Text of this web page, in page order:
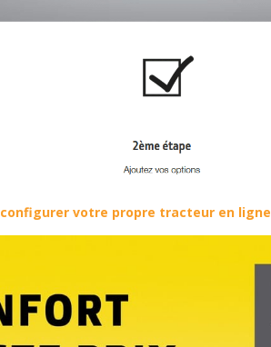
configurer votre propre tracteur en ligne